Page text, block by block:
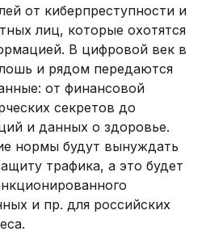
от киберпреступности и
лиц, которые охотятся
В цифровой век в
и рядом передаются
от финансовой
секретов до
и данных о здоровье.
нормы будут вынуждать
трафика, а это будет
и пр. для российских